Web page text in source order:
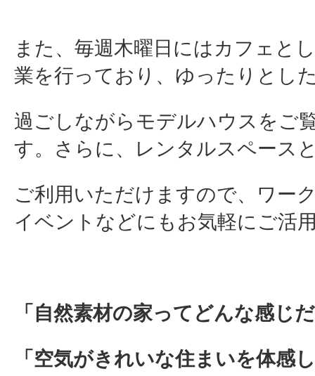
また、毎週木曜日にはカフェと
業を行っており、ゆったりとし
過ごしながらモデルハウスをご
す。さらに、レンタルスペース
ご利用いただけますので、ワー
イベントなどにもお気軽にご活
「自然素材の家ってどんな感じ
「空気がきれいな住まいを体感